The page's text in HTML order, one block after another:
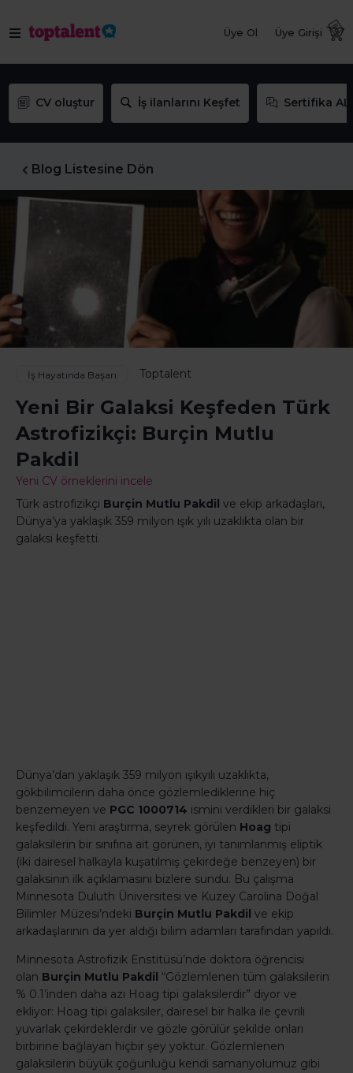
Üye Ol Üye Girişi
CV oluştur İş ilanlarını Keşfet Sertifika AL
Blog Listesine Dön
İş Hayatında Başarı Toptalent
Yeni Bir Galaksi Keşfeden Türk
Astrofizikçi: Burçin Mutlu
Pakdil
Yeni CV örneklerini incele
Türk astrofizikçi Burçin Mutlu Pakdil ve ekip arkadaşları,
Dünya’ya yaklaşık 359 milyon ışık yılı uzaklıkta olan bir
galaksi keşfetti.
Dünya’dan yaklaşık 359 milyon ışıkyılı uzaklıkta,
gökbilimcilerin daha önce gözlemlediklerine hiç
benzemeyen ve PGC 1000714 ismini verdikleri bir galaksi
keşfedildi. Yeni araştırma, seyrek görülen Hoag tipi
galaksilerin bir sınıfına ait görünen, iyi tanımlanmış eliptik
(iki dairesel halkayla kuşatılmış çekirdeğe benzeyen) bir
galaksinin ilk açıklamasını bizlere sundu. Bu çalışma
Minnesota Duluth Üniversitesi ve Kuzey Carolina Doğal
Bilimler Müzesi’ndeki Burçin Mutlu Pakdil ve ekip
arkadaşlarının da yer aldığı bilim adamları tarafından yapıldı.
Minnesota Astrofizik Enstitüsü’nde doktora öğrencisi
olan Burçin Mutlu Pakdil “Gözlemlenen tüm galaksilerin
% 0.1’inden daha azı Hoag tipi galaksilerdir” diyor ve
ekliyor: Hoag tipi galaksiler, dairesel bir halka ile çevrili
yuvarlak çekirdeklerdir ve gözle görülür şekilde onları
birbirine bağlayan hiçbir şey yoktur. Gözlemlenen
galaksilerin büyük çoğunluğu kendi samanyolumuz gibi